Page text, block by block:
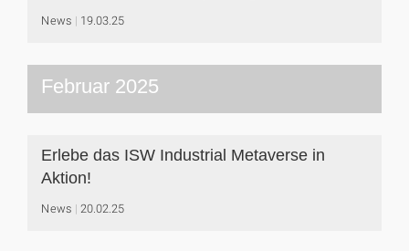
News 19.03.25
Februar 2025
Erlebe das ISW Industrial Metaverse in
Aktion!
News 20.02.25